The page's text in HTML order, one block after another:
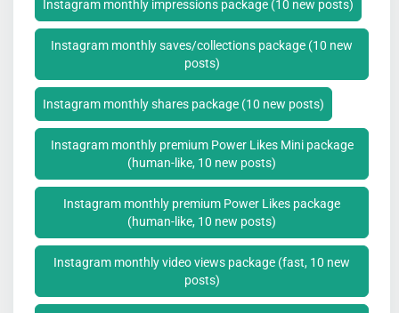
Instagram monthly impressions package (10 new posts)
Instagram monthly saves/collections package (10 new
posts)
Instagram monthly shares package (10 new posts)
Instagram monthly premium Power Likes Mini package
(human-like, 10 new posts)
Instagram monthly premium Power Likes package
(human-like, 10 new posts)
Instagram monthly video views package (fast, 10 new
posts)